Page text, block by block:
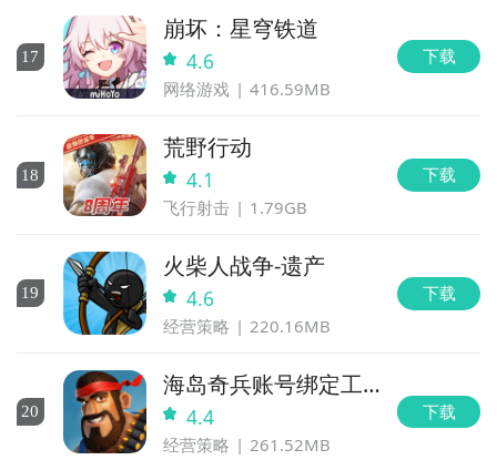
17
崩坏：星穹铁道
4.6
网络游戏 416.59MB
下载
18
荒野行动
4.1
飞行射击 1.79GB
下载
19
火柴人战争-遗产
4.6
经营策略 220.16MB
下载
20
海岛奇兵账号绑定工
具 4.4
经营策略 261.52MB
下载